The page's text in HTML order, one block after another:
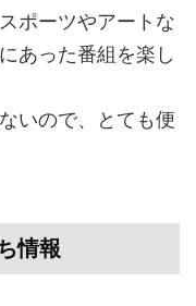
ポーツやアートな
あった番組を楽し
いので、とても便
情報